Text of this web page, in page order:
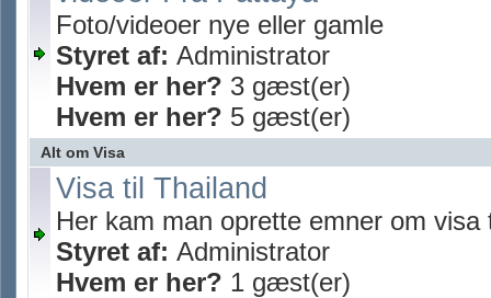
Foto/videoer nye eller gamle
Styret af: Administrator
Hvem er her? 3 gæst(er)
Hvem er her? 5 gæst(er)
Alt om Visa
Visa til Thailand
Her kam man oprette emner om visa
Styret af: Administrator
Hvem er her? 1 gæst(er)